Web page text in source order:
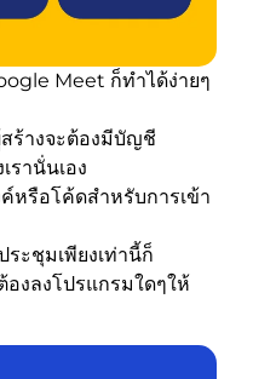
Meet ก็ทำได้ง่ายๆ
ร้างจะต้องมีบัญชี
รานั่นเอง
หรือโค้ดสำหรับการเข้า
ระชุมเพียงเท่านี้ก็
องลงโปรแกรมใดๆให้